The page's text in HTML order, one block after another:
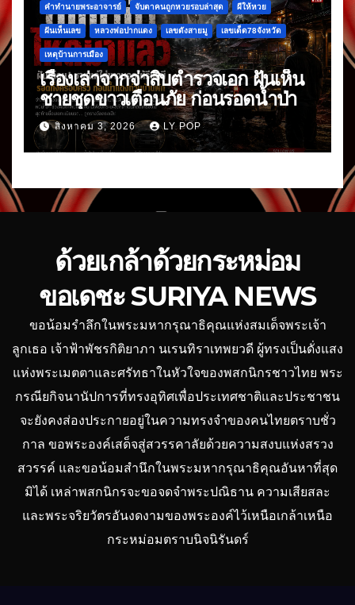
คำทำนายพระอาจารย์ จับตาคนถูกหวยรอบล่าสุด ผีให้หวย
ฝันเห็นเลข หลวงพ่อปากแดง เลขดังสายมู เลขเด็ด78จังหวัด
เหตุบ้านการเมือง
เรื่องเล่าจากจ่าสิบตำรวจเอก ฝันเห็น
ชายชุดขาวเตือนภัย ก่อนรอดน้ำป่า
สิงหาคม 3, 2026 LY POP
ด้วยเกล้าด้วยกระหม่อม
ขอเดชะ SURIYA NEWS
ขอน้อมรำลึกในพระมหากรุณาธิคุณแห่งสมเด็จพระเจ้า
ลูกเธอ เจ้าฟ้าพัชรกิติยาภา นเรนทิราเทพยวดี ผู้ทรงเป็นดั่งแสง
แห่งพระเมตตาและศรัทธาในหัวใจของพสกนิกรชาวไทย พระ
กรณียกิจนานัปการที่ทรงอุทิศเพื่อประเทศชาติและประชาชน
จะยังคงส่องประกายอยู่ในความทรงจำของคนไทยตราบชั่ว
กาล ขอพระองค์เสด็จสู่สวรรคาลัยด้วยความสงบแห่งสรวง
สวรรค์ และขอน้อมสำนึกในพระมหากรุณาธิคุณอันหาที่สุด
มิได้ เหล่าพสกนิกรจะขอจดจำพระปณิธาน ความเสียสละ
และพระจริยวัตรอันงดงามของพระองค์ไว้เหนือเกล้าเหนือ
กระหม่อมตราบนิจนิรันดร์